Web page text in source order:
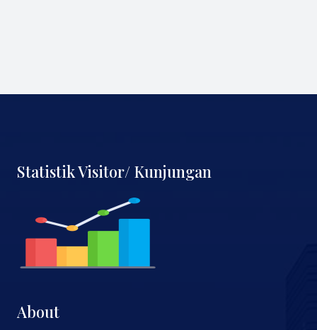
Statistik Visitor/ Kunjungan
About